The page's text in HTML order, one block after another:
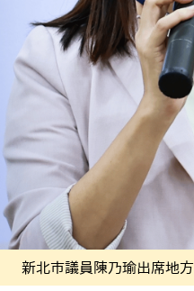
新北市議員陳乃瑜出席地